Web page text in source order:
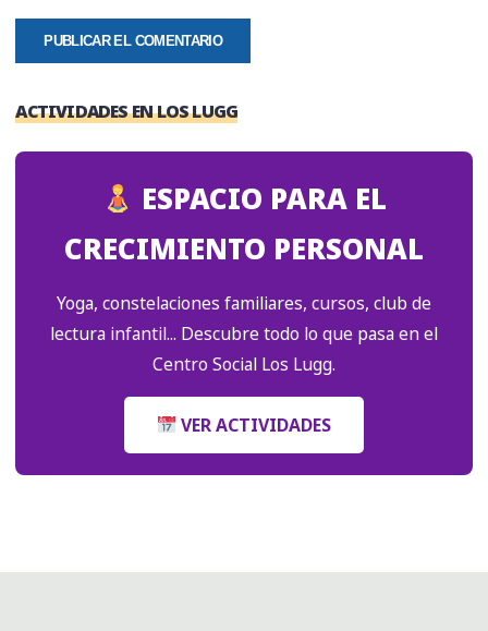
ACTIVIDADES EN LOS LUGG
ESPACIO PARA EL
CRECIMIENTO PERSONAL
Yoga, constelaciones familiares, cursos, club de
lectura infantil... Descubre todo lo que pasa en el
Centro Social Los Lugg.
VER ACTIVIDADES